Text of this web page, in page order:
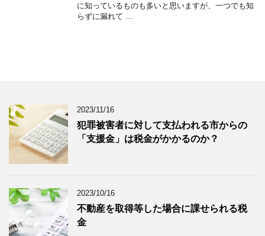
に知っているものも多いと思いますが、一つでも知
らずに漏れて …
2023/11/16
犯罪被害者に対して支払われる市からの
「支援金」は税金がかかるのか？
2023/10/16
不動産を取得等した場合に課せられる税
金